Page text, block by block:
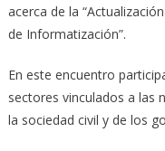
acerca de la
de Informatización”.
En este encuentro
sectores vinculados a las
la sociedad civil y de los